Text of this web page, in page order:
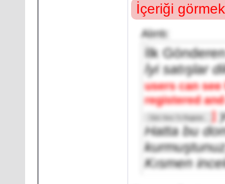
İçeriği
Alıntı:
İlk
İyi satışlar
users can
registered
]
Hatta bu
Kısmen